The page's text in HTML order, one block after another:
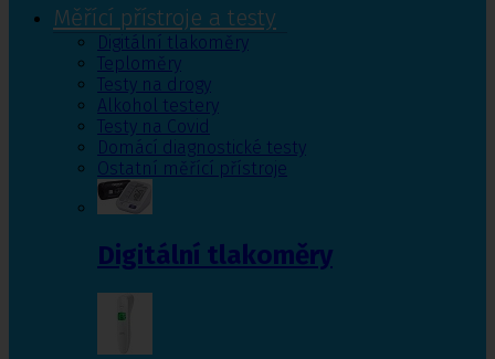
Měřící přístroje a testy
Digitální tlakoměry
Teploměry
Testy na drogy
Alkohol testery
Testy na Covid
Domácí diagnostické testy
Ostatní měřící přístroje
Digitální tlakoměry